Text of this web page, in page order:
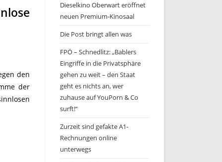
den
der
Dieselkino Oberwart eröffnet
neuen Premium-Kinosaal
Die Post bringt allen was
FPÖ – Schnedlitz: „Bablers
Eingriffe in die Privatsphäre
gehen zu weit – den Staat
geht es nichts an, wer
zuhause auf YouPorn & Co
surft!“
Zurzeit sind gefakte A1-
Rechnungen online
unterwegs